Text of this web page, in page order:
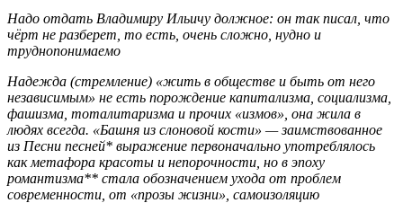
Надо отдать Владимиру Ильичу должное: он так писал, что
чёрт не разберет, то есть, очень сложно, нудно и
труднопонимаемо
Надежда (стремление) «жить в обществе и быть от него
независимым» не есть порождение капитализма, социализма,
фашизма, тоталитаризма и прочих «измов», она жила в
людях всегда. «Башня из слоновой кости» — заимствованное
из Песни песней* выражение первоначально употреблялось
как метафора красоты и непорочности, но в эпоху
романтизма** стала обозначением ухода от проблем
современности, от «прозы жизни», самоизоляцию